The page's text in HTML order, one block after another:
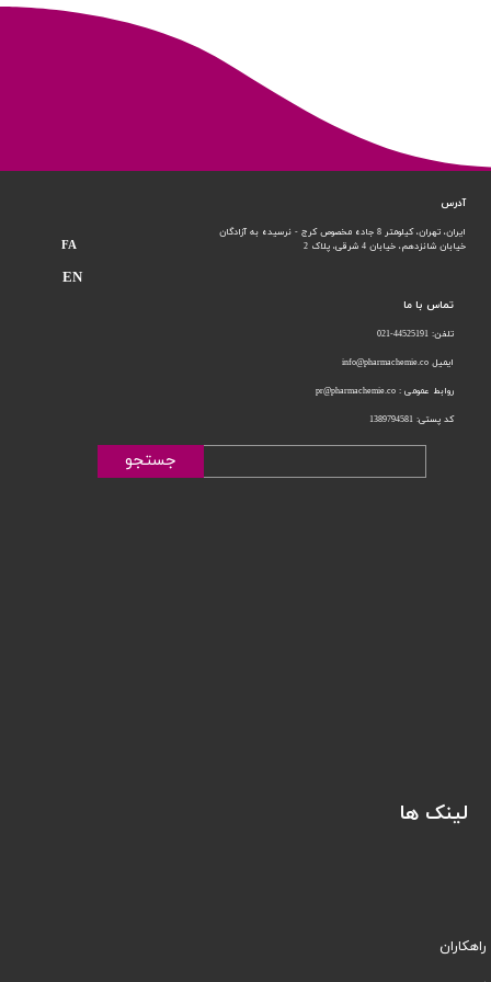
تماس با ما
تلفن: 44525191-021
ایمیل info@pharmachemie.co
روابط عمومی : pr@pharmachemie.co
کد پستی: 1389794581
آدرس
ایران، تهران، کیلومتر 8 جاده مخصوص کرج - نرسیده به آزادگان
خیابان شانزدهم، خیابان 4 شرقی، پلاک 2
جستجو
لینک ها
راهکاران
FA